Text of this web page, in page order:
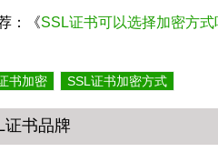
：《SSL证书可以选择加密方式
书加密 SSL证书加密方式
证书品牌